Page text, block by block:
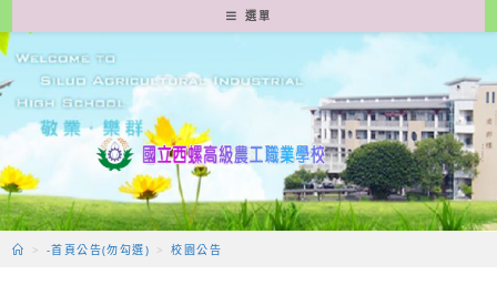
轉
至
要
容
選單
> -首頁公告(勿勾選) > 校園公告